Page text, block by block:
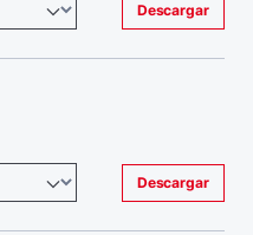
Descargar
Descargar